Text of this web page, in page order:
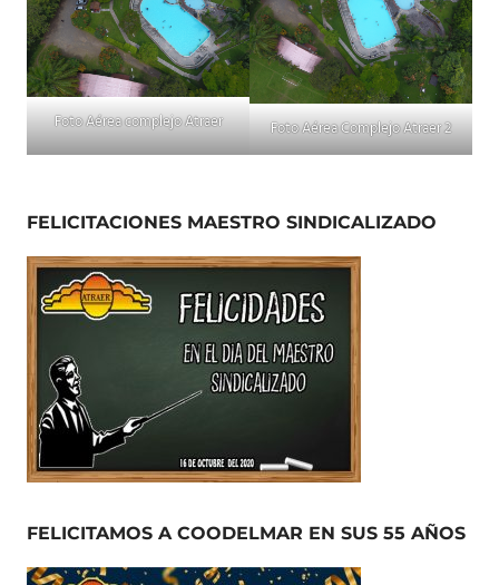
Foto Aérea complejo Atraer Foto Aérea Complejo Atraer 2
FELICITACIONES MAESTRO SINDICALIZADO
FELICITAMOS A COODELMAR EN SUS 55 AÑOS